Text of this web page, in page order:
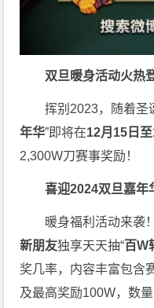
双旦暖身活动火热
挥别2023，随着圣
年华”即将在12月15日至
2,300W刀赛事奖励！
喜迎2024双旦嘉年
暖身福利活动来袭
新朋友独享天天抽“百W
奖几率，内容丰富包含
及最高奖励100W，数